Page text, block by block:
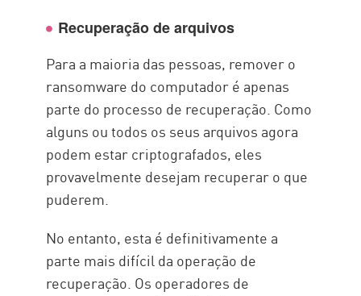
Recuperação de arquivos
Para a maioria das pessoas, remover o
ransomware do computador é apenas
parte do processo de recuperação. Como
alguns ou todos os seus arquivos agora
podem estar criptografados, eles
provavelmente desejam recuperar o que
puderem.
No entanto, esta é definitivamente a
parte mais difícil da operação de
recuperação. Os operadores de